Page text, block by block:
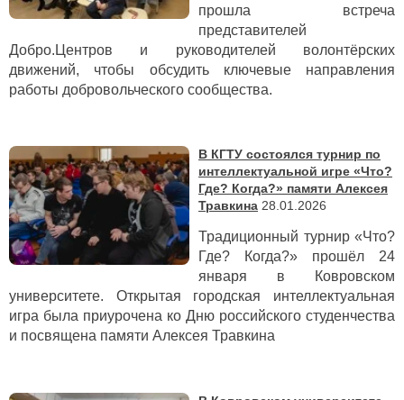
прошла встреча
представителей
Добро.Центров и руководителей волонтёрских
движений, чтобы обсудить ключевые направления
работы добровольческого сообщества.
В КГТУ состоялся турнир по
интеллектуальной игре «Что?
Где? Когда?» памяти Алексея
Травкина 28.01.2026
Традиционный турнир «Что?
Где? Когда?» прошёл 24
января в Ковровском
университете. Открытая городская интеллектуальная
игра была приурочена ко Дню российского студенчества
и посвящена памяти Алексея Травкина